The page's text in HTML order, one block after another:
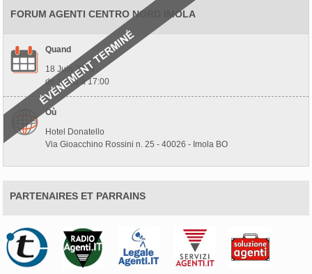
FORUM AGENTI CENTRO NORD IMOLA
Quand
18 Juin 2026
de 10:00 à 17:00
Où
Hotel Donatello
Via Gioacchino Rossini n. 25 - 40026 - Imola BO
PARTENAIRES ET PARRAINS